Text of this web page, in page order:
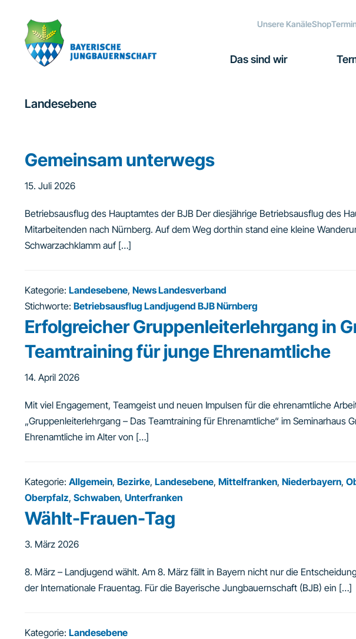
Hauptnavigation
springen
springen
Fußzeile
springen
Unsere KanäleShop
Das sind wir
Landesebene
Gemeinsam unterwegs
15. Juli 2026
Betriebsausflug des Hauptamtes der BJB Der diesjährige Betriebsausflug des
Mitarbeitenden nach Nürnberg. Auf dem Weg dorthin stand eine kleine
Schwarzachklamm auf […]
Kategorie: Landesebene, News Landesverband
Stichworte: Betriebsausflug Landjugend BJB Nürnberg
Erfolgreicher Gruppenleiterlehrgang in
Teamtraining für junge Ehrenamtliche
14. April 2026
Mit viel Engagement, Teamgeist und neuen Impulsen für die ehrenamtliche
„Gruppenleiterlehrgang – Das Teamtraining für Ehrenamtliche“ im Seminarhaus
Ehrenamtliche im Alter von […]
Kategorie: Allgemein, Bezirke, Landesebene, Mittelfranken, Niederbayern,
Oberpfalz, Schwaben, Unterfranken
Wählt-Frauen-Tag
3. März 2026
8. März – Landjugend wählt. Am 8. März fällt in Bayern nicht nur die
der Internationale Frauentag. Für die Bayerische Jungbauernschaft (BJB) ein […]
Kategorie: Landesebene